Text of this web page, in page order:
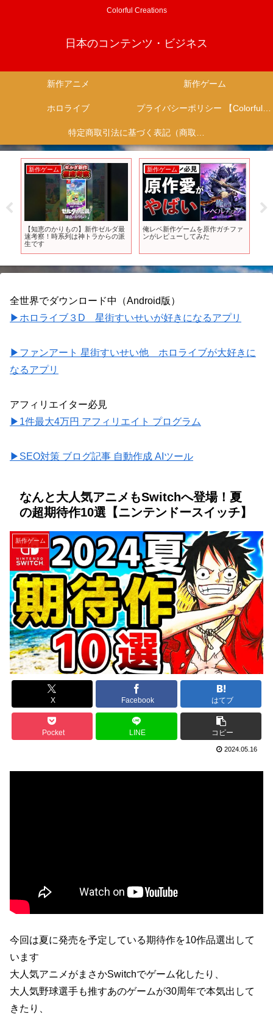
Colorful Creations
日本のコンテンツ・ビジネス
新作アニメ 新作ゲーム
ホロライブ プライバシーポリシー 【Colorful Creation】
特定商取引法に基づく表記（商取引に関する開示）
新作ゲーム
【知恵のかりもの】新作ゼルダ最
速考察！時系列は神トラからの派
生です
新作ゲーム
俺レベ新作ゲームを原作ガチファ
ンがレビューしてみた
全世界でダウンロード中（Android版）
▶ホロライブ３D 星街すいせいが好きになるアプリ
▶ファンアート 星街すいせい他 ホロライブが大好きに
なるアプリ
アフィリエイター必見
▶1件最大4万円 アフィリエイト プログラム
▶SEO対策 ブログ記事 自動作成 AIツール
なんと大人気アニメもSwitchへ登場！夏
の超期待作10選【ニンテンドースイッチ】
新作ゲーム
X Facebook はてブ
Pocket LINE コピー
2024.05.16
今回は夏に発売を予定している期待作を10作品選出して
います
大人気アニメがまさかSwitchでゲーム化したり、
大人気野球選手も推すあのゲームが30周年で本気出して
きたり、